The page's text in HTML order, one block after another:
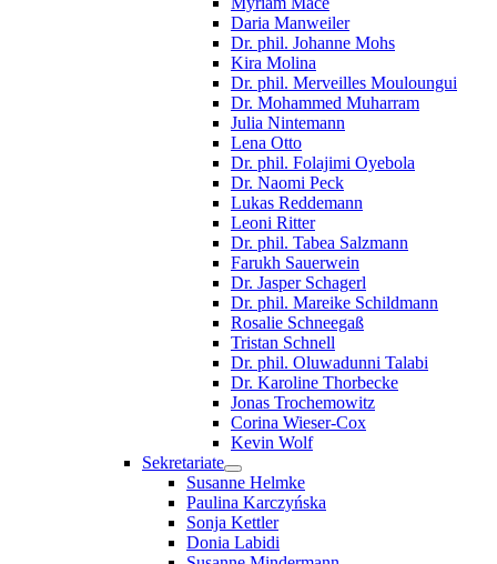
Daria Manweiler
Dr. phil. Johanne Mohs
Kira Molina
Dr. phil. Merveilles Mouloungui
Dr. Mohammed Muharram
Julia Nintemann
Lena Otto
Dr. phil. Folajimi Oyebola
Dr. Naomi Peck
Lukas Reddemann
Leoni Ritter
Dr. phil. Tabea Salzmann
Farukh Sauerwein
Dr. Jasper Schagerl
Dr. phil. Mareike Schildmann
Rosalie Schneegaß
Tristan Schnell
Dr. phil. Oluwadunni Talabi
Dr. Karoline Thorbecke
Jonas Trochemowitz
Corina Wieser-Cox
Kevin Wolf
Sekretariate
Susanne Helmke
Paulina Karczyńska
Sonja Kettler
Donia Labidi